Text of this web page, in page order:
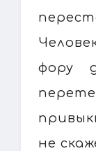
фору
не